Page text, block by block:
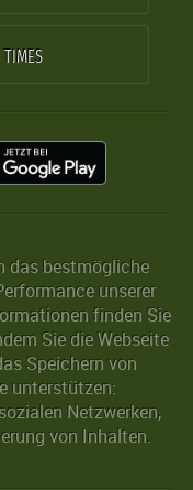
TIMES
das bestmögliche
unserer
finden Sie
Sie die Webseite
Speichern von
unterstützen:
Netzwerken,
von Inhalten.